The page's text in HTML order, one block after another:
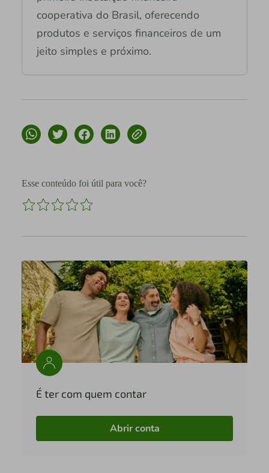
cooperativa do Brasil, oferecendo
produtos e serviços financeiros de um
jeito simples e próximo.
Esse conteúdo foi útil para você?
É ter com quem contar
Abrir conta